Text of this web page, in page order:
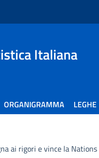
Italiana
ORGANIGRAMMA LEGHE
ai rigori e vince la